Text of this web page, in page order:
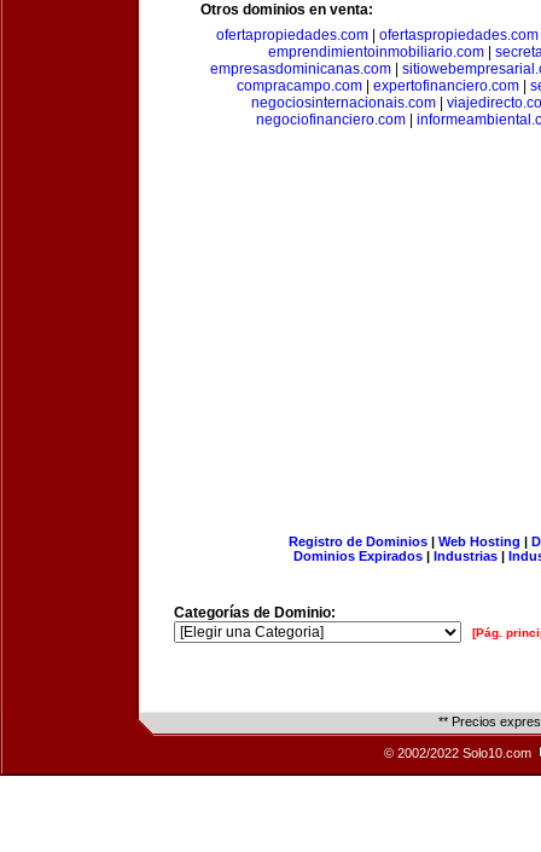
Otros dominios en venta:
ofertapropiedades.com
ofertaspropiedades.com
emprendimientoinmobiliario.com|
empresasdominicanas.com|
compracampo.com| expertofinanciero.com|
negociosinternacionais.com
negociofinanciero.com
Registro de Dominios| Web Hosting |
Dominios Expirados | Industrias |
Categorías de Dominio:
[Pág.
** Precios
© 2002/2022 Solo10.com